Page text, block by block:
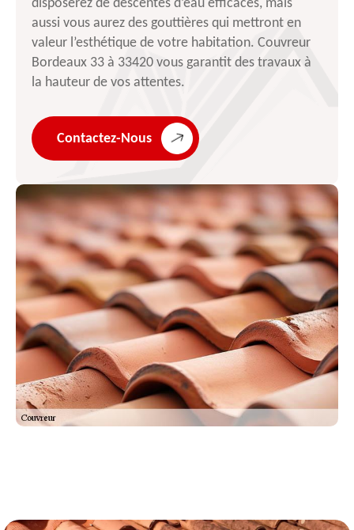
disposerez de descentes d’eau efficaces, mais
aussi vous aurez des gouttières qui mettront en
valeur l’esthétique de votre habitation. Couvreur
Bordeaux 33 à 33420 vous garantit des travaux à
la hauteur de vos attentes.
Contactez-Nous